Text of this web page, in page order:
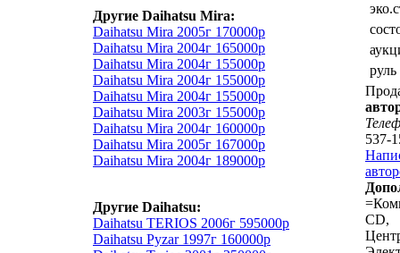
Другие Daihatsu Mira:
Daihatsu Mira 2005г 170000р
Daihatsu Mira 2004г 165000р
Daihatsu Mira 2004г 155000р
Daihatsu Mira 2004г 155000р
Daihatsu Mira 2004г 155000р
Daihatsu Mira 2003г 155000р
Daihatsu Mira 2004г 160000р
Daihatsu Mira 2005г 167000р
Daihatsu Mira 2004г 189000р
Другие Daihatsu:
Daihatsu TERIOS 2006г 595000р
Daihatsu Pyzar 1997г 160000р
руль
537-
CD,